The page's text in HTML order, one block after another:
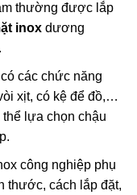
thường được lắp
inoxdương
các chức năng
xịt, có kệ để đồ,…
lựa chọn chậu
công nghiệp phụ
thước, cách lắp đặt,